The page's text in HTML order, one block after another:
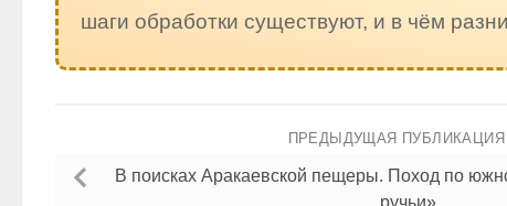
шаги обработки существуют, и в чём
ПРЕДЫДУЩАЯ ПУБЛИКАЦИЯ
В поисках Аракаевской пещеры. Поход по